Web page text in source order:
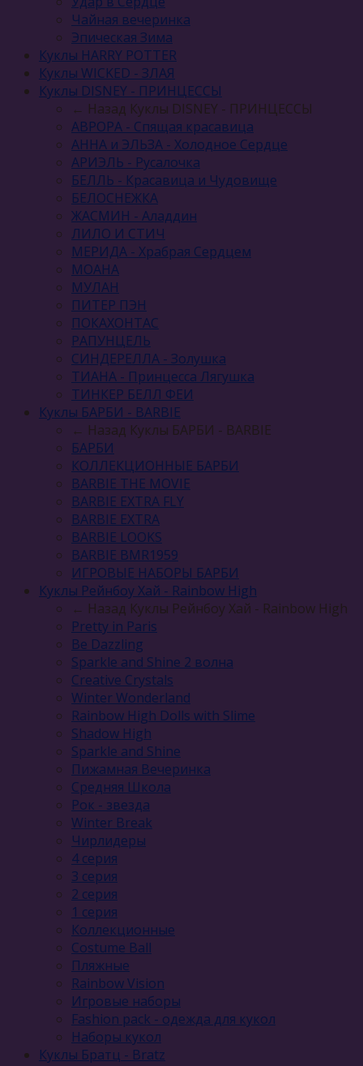
Чайная вечеринка
Эпическая Зима
Куклы HARRY POTTER
Куклы WICKED - ЗЛАЯ
Куклы DISNEY - ПРИНЦЕССЫ
← Назад Куклы DISNEY - ПРИНЦЕССЫ
АВРОРА - Спящая красавица
АННА и ЭЛЬЗА - Холодное Сердце
АРИЭЛЬ - Русалочка
БЕЛЛЬ - Красавица и Чудовище
БЕЛОСНЕЖКА
ЖАСМИН - Аладдин
ЛИЛО И СТИЧ
МЕРИДА - Храбрая Сердцем
МОАНА
МУЛАН
ПИТЕР ПЭН
ПОКАХОНТАС
РАПУНЦЕЛЬ
СИНДЕРЕЛЛА - Золушка
ТИАНА - Принцесса Лягушка
ТИНКЕР БЕЛЛ ФЕИ
Куклы БАРБИ - BARBIE
← Назад Куклы БАРБИ - BARBIE
БАРБИ
КОЛЛЕКЦИОННЫЕ БАРБИ
BARBIE THE MOVIE
BARBIE EXTRA FLY
BARBIE EXTRA
BARBIE LOOKS
BARBIE BMR1959
ИГРОВЫЕ НАБОРЫ БАРБИ
Куклы Рейнбоу Хай - Rainbow High
← Назад Куклы Рейнбоу Хай - Rainbow High
Pretty in Paris
Be Dazzling
Sparkle and Shine 2 волна
Сreative Сrystals
Winter Wonderland
Rainbow High Dolls with Slime
Shadow High
Sparkle and Shine
Пижамная Вечеринка
Средняя Школа
Рок - звезда
Winter Break
Чирлидеры
4 серия
3 серия
2 серия
1 серия
Коллекционные
Costume Ball
Пляжные
Rainbow Vision
Игровые наборы
Fashion pack - одежда для кукол
Наборы кукол
Куклы Братц - Bratz